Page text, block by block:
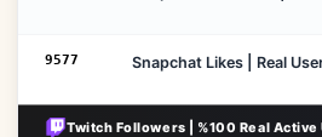
9577 Snapchat Likes | Real
Twitch Followers | %100 Real Active